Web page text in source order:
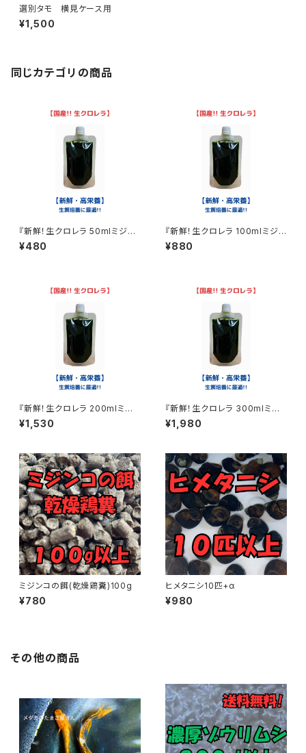
選別タモ 横見ケース用
¥1,500
同じカテゴリの商品
『新鮮！生クロレラ 50mlミジン
コ めだか 金魚 ワムシ ゾウリム
シ 生餌』
¥480
『新鮮！生クロレラ 100mlミジン
コ めだか 金魚 ワムシ ゾウリム
シ 生餌』
¥880
『新鮮！生クロレラ 200mlミジ
ンコ めだか 金魚 ワムシ ゾウリ
ムシ 生餌』
¥1,530
『新鮮！生クロレラ 300mlミジ
ンコ めだか 金魚 ワムシ ゾウリ
ムシ 生餌』
¥1,980
ミジンコの餌(乾燥鶏糞)100g
¥780
ヒメタニシ10匹+α
¥980
その他の商品